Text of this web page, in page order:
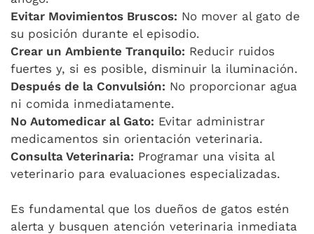
Evitar Movimientos Bruscos: No mover al gato de
su posición durante el episodio.
Crear un Ambiente Tranquilo: Reducir ruidos
fuertes y, si es posible, disminuir la iluminación.
Después de la Convulsión: No proporcionar agua
ni comida inmediatamente.
No Automedicar al Gato: Evitar administrar
medicamentos sin orientación veterinaria.
Consulta Veterinaria: Programar una visita al
veterinario para evaluaciones especializadas.
Es fundamental que los dueños de gatos estén
alerta y busquen atención veterinaria inmediata